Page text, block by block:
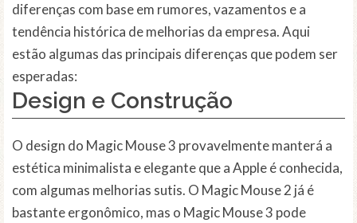
diferenças com base em rumores, vazamentos e a
tendência histórica de melhorias da empresa. Aqui
estão algumas das principais diferenças que podem ser
esperadas:
Design e Construção
O design do Magic Mouse 3 provavelmente manterá a
estética minimalista e elegante que a Apple é conhecida,
com algumas melhorias sutis. O Magic Mouse 2 já é
bastante ergonômico, mas o Magic Mouse 3 pode